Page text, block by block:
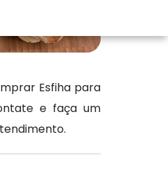
Esfiha para
e faça um